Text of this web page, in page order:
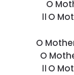
O
।। O
O
O
।। O